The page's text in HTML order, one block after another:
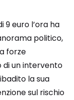
9 euro l’ora ha
politico,
forze
di un intervento
la sua
sul rischio